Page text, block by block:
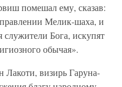
помешал ему, сказав:
Мелик-шаха, и
служители Бога, искупят
обычая».
Лакоти, визирь Гаруна-